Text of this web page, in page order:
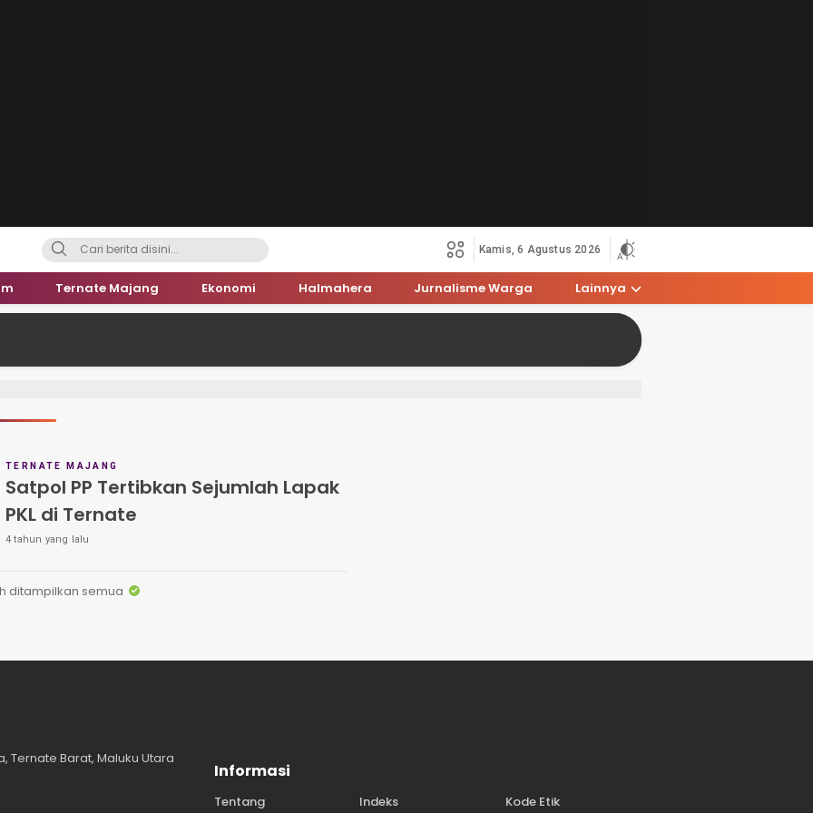
Kamis, 6 Agustus 2026
Ternate Majang Ekonomi Halmahera Jurnalisme Warga Lainnya
TERNATE MAJANG
Satpol PP Tertibkan Sejumlah Lapak
PKL di Ternate
4 tahun yang lalu
ditampilkan semua
Ternate Barat, Maluku Utara
Informasi
Tentang Indeks Kode Etik